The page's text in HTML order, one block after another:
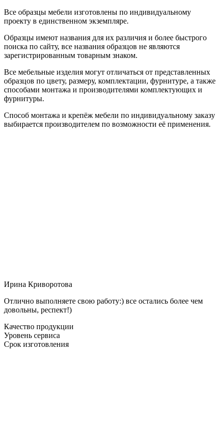
Все образцы мебели изготовлены по индивидуальному
проекту в единственном экземпляре.
Образцы имеют названия для их различия и более быстрого
поиска по сайту, все названия образцов не являются
зарегистрированным товарным знаком.
Все мебельные изделия могут отличаться от представленных
образцов по цвету, размеру, комплектации, фурнитуре, а также
способами монтажа и производителями комплектующих и
фурнитуры.
Способ монтажа и крепёж мебели по индивидуальному заказу
выбирается производителем по возможности её применения.
Ирина Криворотова
Отлично выполняете свою работу:) все остались более чем
довольны, респект!)
Качество продукции
Уровень сервиса
Срок изготовления